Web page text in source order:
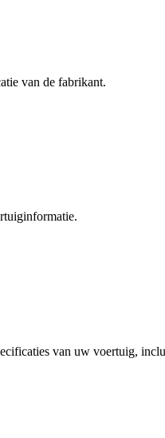
van de fabrikant.
van uw voertuig,